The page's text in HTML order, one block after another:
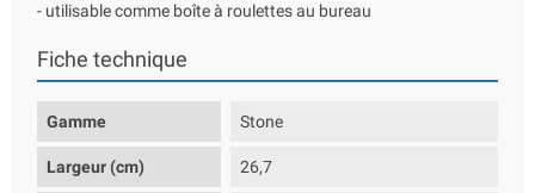
- utilisable comme boîte à roulettes au bureau
Fiche technique
Gamme Stone
Largeur (cm) 26,7